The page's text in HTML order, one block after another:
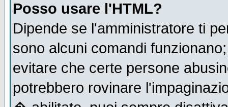
Posso usare l'HTML?
Dipende se l'amministratore ti
sono alcuni comandi
evitare che certe persone
potrebbero rovinare